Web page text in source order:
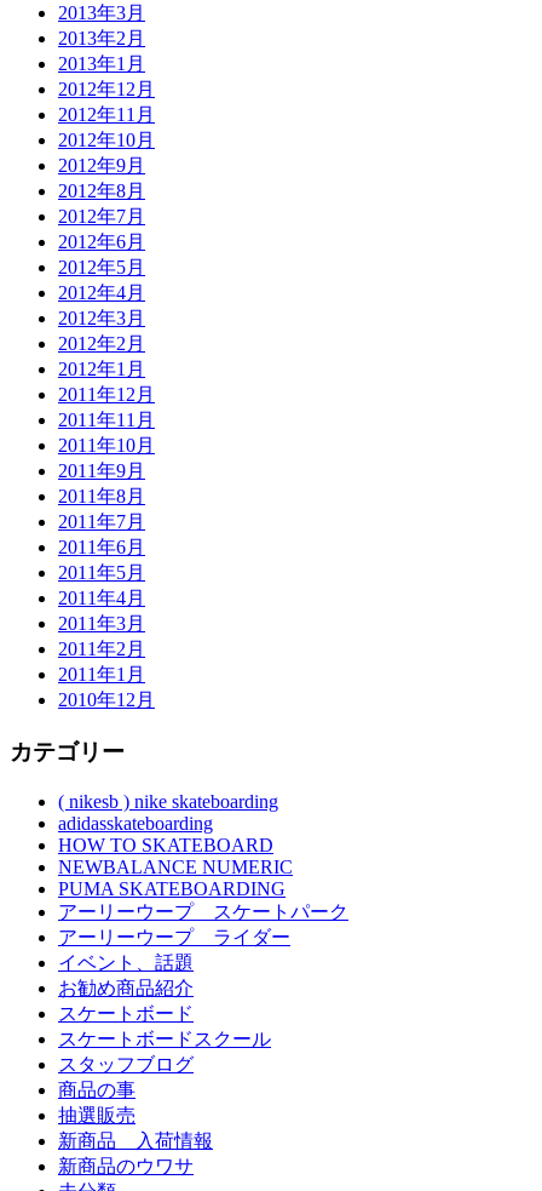
2013年3月
2013年2月
2013年1月
2012年12月
2012年11月
2012年10月
2012年9月
2012年8月
2012年7月
2012年6月
2012年5月
2012年4月
2012年3月
2012年2月
2012年1月
2011年12月
2011年11月
2011年10月
2011年9月
2011年8月
2011年7月
2011年6月
2011年5月
2011年4月
2011年3月
2011年2月
2011年1月
2010年12月
カテゴリー
( nikesb ) nike skateboarding
adidasskateboarding
HOW TO SKATEBOARD
NEWBALANCE NUMERIC
PUMA SKATEBOARDING
アーリーウープ スケートパーク
アーリーウープ ライダー
イベント、話題
お勧め商品紹介
スケートボード
スケートボードスクール
スタッフブログ
商品の事
抽選販売
新商品 入荷情報
新商品のウワサ